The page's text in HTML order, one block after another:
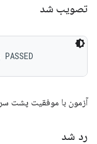
تصویب شد
PASSED
آزمون با موفقیت پشت
رد شد